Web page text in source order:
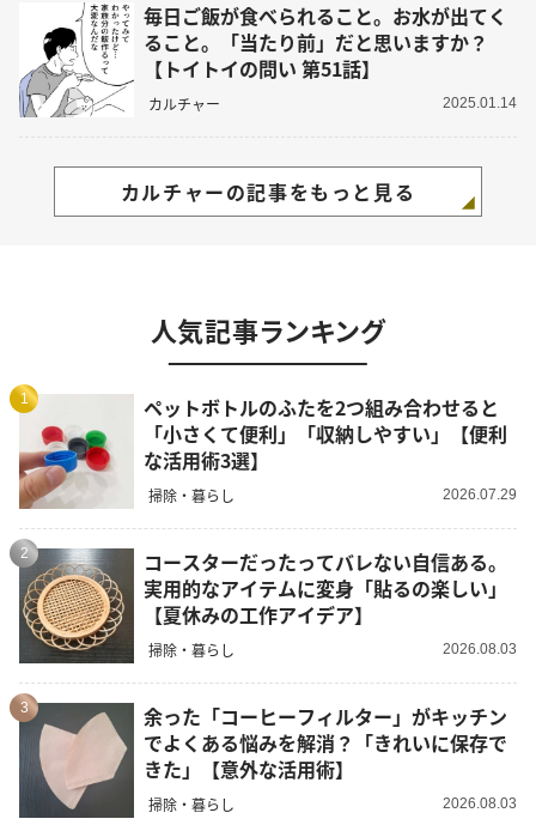
毎日ご飯が食べられること。お水が出てく
ること。「当たり前」だと思いますか？
【トイトイの問い 第51話】
カルチャー 2025.01.14
カルチャーの記事をもっと見る
人気記事ランキング
1
ペットボトルのふたを2つ組み合わせると
「小さくて便利」「収納しやすい」【便利
な活用術3選】
掃除・暮らし 2026.07.29
2
コースターだったってバレない自信ある。
実用的なアイテムに変身「貼るの楽しい」
【夏休みの工作アイデア】
掃除・暮らし 2026.08.03
3
余った「コーヒーフィルター」がキッチン
でよくある悩みを解消？「きれいに保存で
きた」【意外な活用術】
掃除・暮らし 2026.08.03